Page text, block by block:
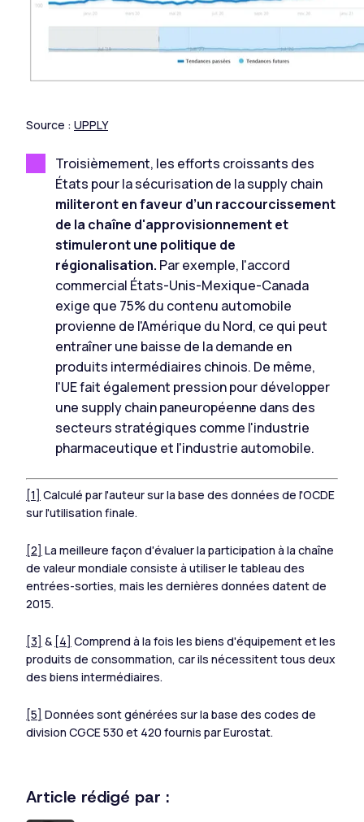
Article rédigé par :
Source : UPPLY
Troisièmement, les efforts croissants des
États pour la sécurisation de la supply chain
militeront en faveur d’un raccourcissement
de la chaîne d'approvisionnement et
stimuleront une politique de
régionalisation. Par exemple, l'accord
commercial États-Unis-Mexique-Canada
exige que 75% du contenu automobile
provienne de l'Amérique du Nord, ce qui peut
entraîner une baisse de la demande en
produits intermédiaires chinois. De même,
l'UE fait également pression pour développer
une supply chain paneuropéenne dans des
secteurs stratégiques comme l'industrie
pharmaceutique et l'industrie automobile.
[1] Calculé par l'auteur sur la base des données de l'OCDE
sur l'utilisation finale.
[2] La meilleure façon d'évaluer la participation à la chaîne
de valeur mondiale consiste à utiliser le tableau des
entrées-sorties, mais les dernières données datent de
2015.
[3] & [4] Comprend à la fois les biens d'équipement et les
produits de consommation, car ils nécessitent tous deux
des biens intermédiaires.
[5] Données sont générées sur la base des codes de
division CGCE 530 et 420 fournis par Eurostat.